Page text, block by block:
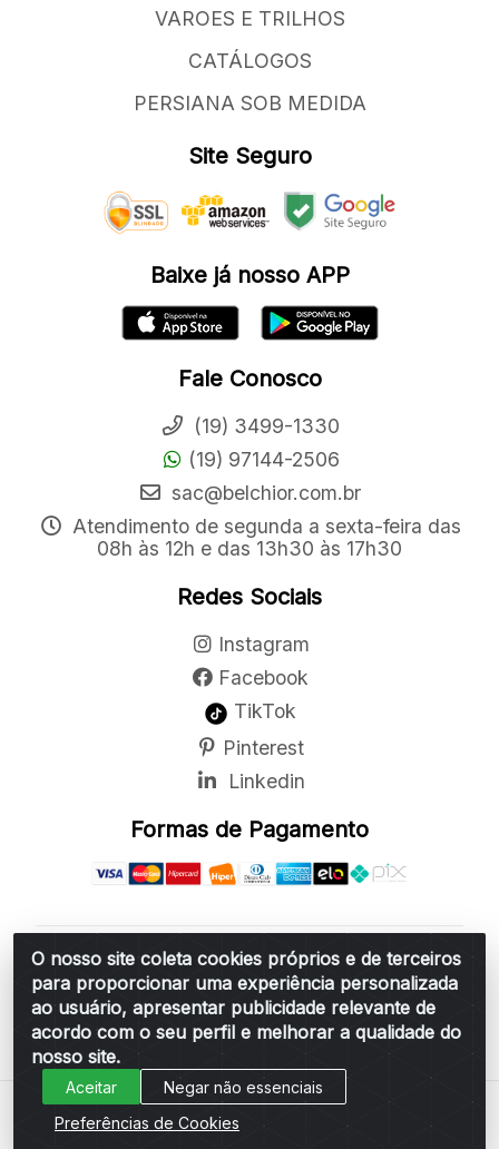
O nosso site coleta cookies próprios e de terceiros
para proporcionar uma experiência personalizada
ao usuário, apresentar publicidade relevante de
acordo com o seu perfil e melhorar a qualidade do
nosso site.
Aceitar
Negar não essenciais
Preferências de Cookies
VAROES E TRILHOS
CATÁLOGOS
PERSIANA SOB MEDIDA
Site Seguro
Baixe já nosso APP
Fale Conosco
(19) 3499-1330
(19) 97144-2506
sac@belchior.com.br
Atendimento de segunda a sexta-feira das
08h às 12h e das 13h30 às 17h30
Redes Sociais
Instagram
Facebook
TikTok
Pinterest
Linkedin
Formas de Pagamento
Belchior Cortinas e Acessórios LTDA - R: Rua
Vereador Sérgio Leopoldino Alves, 876 - Santa
Bárbara d'Oeste/SP - CEP 13.456-166 - CNPJ
06.314.073/0001-34